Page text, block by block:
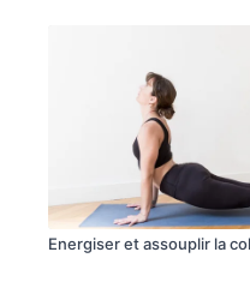
Energiser et assouplir la